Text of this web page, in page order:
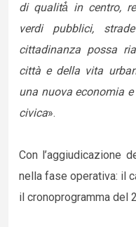
di qualità̀ in centro,
verdi pubblici,
cittadinanza possa
città e della vita
una nuova economia
civica».
Con l’aggiudicazione
nella fase operativa: il
il cronoprogramma del